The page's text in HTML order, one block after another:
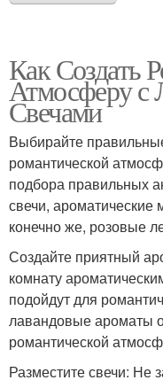
Как Создать
Атмосферу с
Свечами
Выбирайте
романтической
подбора правильных
свечи, ароматические
конечно же, розовые
Создайте приятный
комнату
подойдут для
лавандовые ароматы
романтической
Разместите свечи: Не